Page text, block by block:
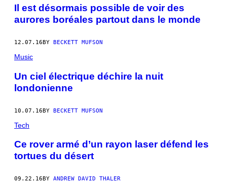
Il est désormais possible de voir des
aurores boréales partout dans le monde
12.07.16 BY BECKETT MUFSON
Music
Un ciel électrique déchire la nuit
londonienne
10.07.16BY BECKETT MUFSON
Tech
Ce rover armé d’un rayon laser défend les
tortues du désert
09.22.16 BY ANDREW DAVID THALER